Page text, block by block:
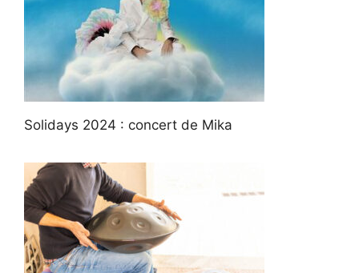
Solidays 2024 : concert de Mika